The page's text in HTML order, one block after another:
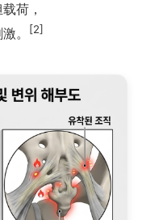
荷，
。
[2]